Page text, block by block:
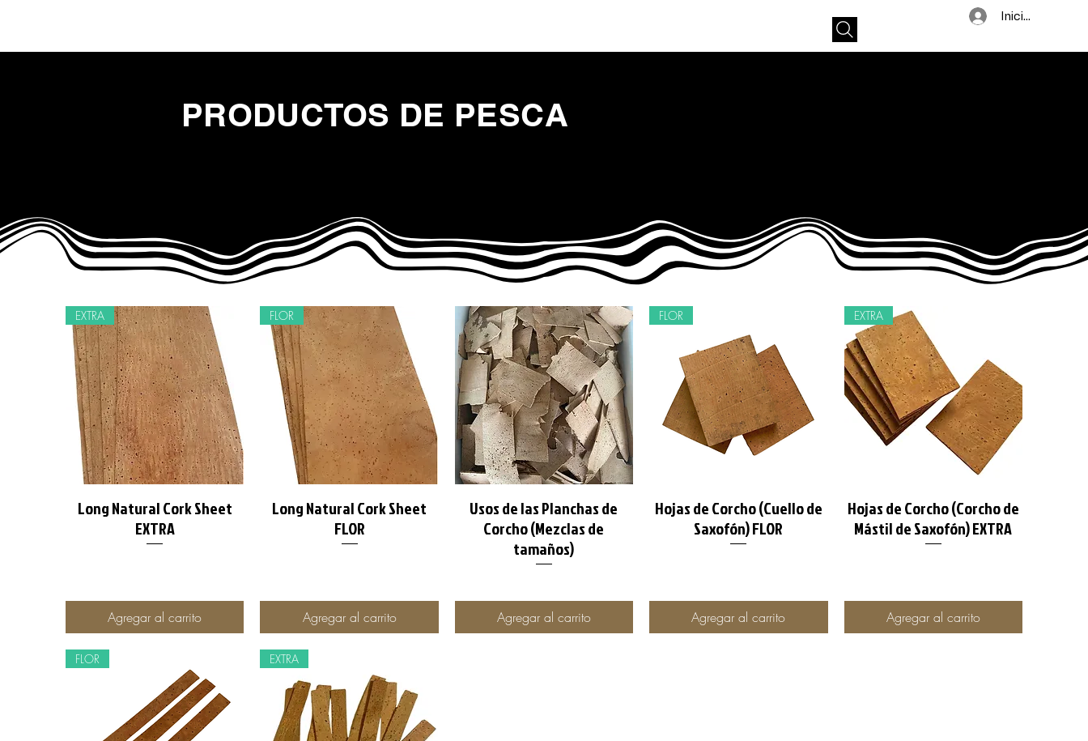
Iniciar sesión
PRODUCTOS DE PESCA
Vista rápida
EXTRA
Long Natural Cork Sheet
EXTRA
Agregar al carrito
Vista rápida
FLOR
Long Natural Cork Sheet
FLOR
Agregar al carrito
Vista rápida
Usos de las Planchas de
Corcho (Mezclas de
tamaños)
Agregar al carrito
Vista rápida
FLOR
Hojas de Corcho (Cuello de
Saxofón) FLOR
Agregar al carrito
Vista rápida
EXTRA
Hojas de Corcho (Corcho de
Mástil de Saxofón) EXTRA
Agregar al carrito
FLOR EXTRA